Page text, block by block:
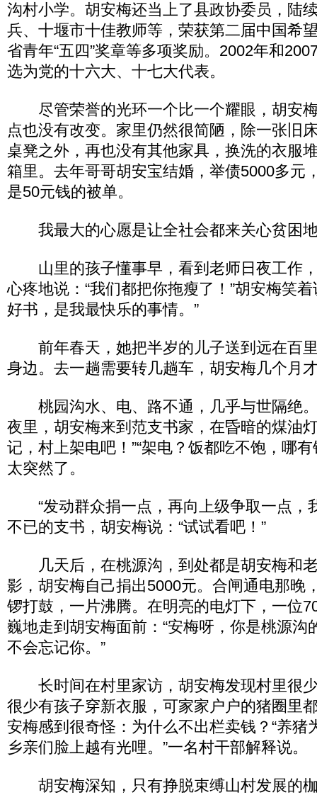
沟村小学。胡安梅还当上了县政协委员，陆
兵、十堰市十佳教师等，荣获第二届中国希
省青年“五四”奖章等多项奖励。2002年和
选为党的十六大、十七大代表。
尽管荣誉的光环一个比一个耀眼，胡安
点也没有改变。家里仍然很简陋，除一张旧
桌凳之外，再也没有其他家具，换洗的衣服
箱里。去年哥哥胡安宝结婚，举债5000多元
是50元钱的被单。
我最大的心愿是让全社会都来关心贫困
山里的孩子懂事早，看到老师日夜工作
心疼地说：“我们都把你拖瘦了！”胡安梅笑
好书，是我最快乐的事情。”
前年春天，她把半岁的儿子送到远在百
身边。去一趟需要转几趟车，胡安梅几个月
桃园沟水、电、路不通，几乎与世隔绝
夜里，胡安梅来到范支书家，在昏暗的煤油
记，村上架电吧！”“架电？饭都吃不饱，哪
太突然了。
“发动群众捐一点，再向上级争取一点，
不已的支书，胡安梅说：“试试看吧！”
几天后，在桃源沟，到处都是胡安梅和
影，胡安梅自己捐出5000元。合闸通电那晚
锣打鼓，一片沸腾。在明亮的电灯下，一位
巍地走到胡安梅面前：“安梅呀，你是桃源沟
不会忘记你。”
长时间在村里家访，胡安梅发现村里很
很少有孩子穿新衣服，可家家户户的猪圈里
安梅感到很奇怪：为什么不出栏卖钱？“养猪
乡亲们脸上越有光哩。”一名村干部解释说。
胡安梅深知，只有挣脱束缚山村发展的